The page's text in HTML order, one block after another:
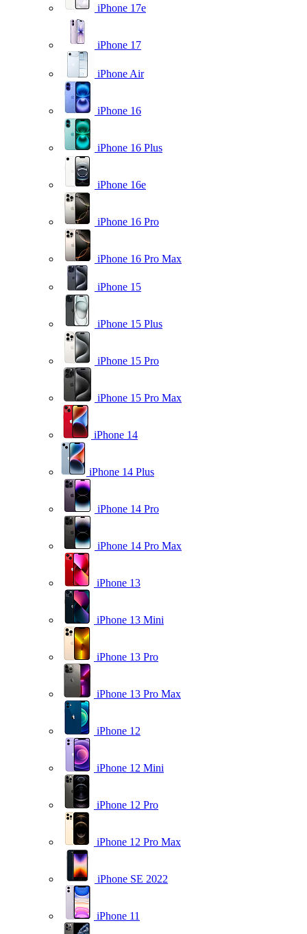
iPhone 17e
iPhone 17
iPhone Air
iPhone 16
iPhone 16 Plus
iPhone 16e
iPhone 16 Pro
iPhone 16 Pro Max
iPhone 15
iPhone 15 Plus
iPhone 15 Pro
iPhone 15 Pro Max
iPhone 14
iPhone 14 Plus
iPhone 14 Pro
iPhone 14 Pro Max
iPhone 13
iPhone 13 Mini
iPhone 13 Pro
iPhone 13 Pro Max
iPhone 12
iPhone 12 Mini
iPhone 12 Pro
iPhone 12 Pro Max
iPhone SE 2022
iPhone 11